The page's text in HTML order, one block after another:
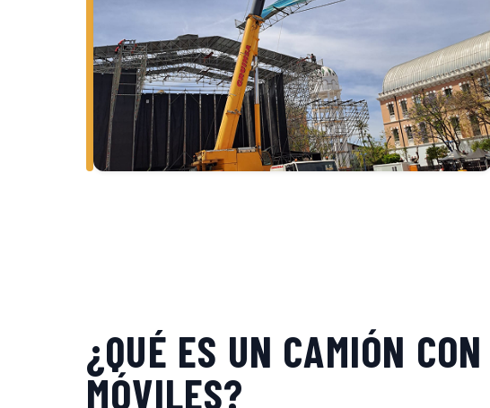
¿QUÉ ES UN CAMIÓN
MÓVILES?